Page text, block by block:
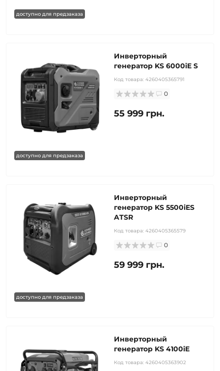
доступно для предзаказа
доступно для предзаказа
Инверторный
генератор KS 6000iE S
Код товара: 4260405365791
0
55 999 грн.
доступно для предзаказа
Инверторный
генератор KS 5500iES
ATSR
Код товара: 4260405365579
0
59 999 грн.
Инверторный
генератор KS 4100iE
Код товара: 4260405363902